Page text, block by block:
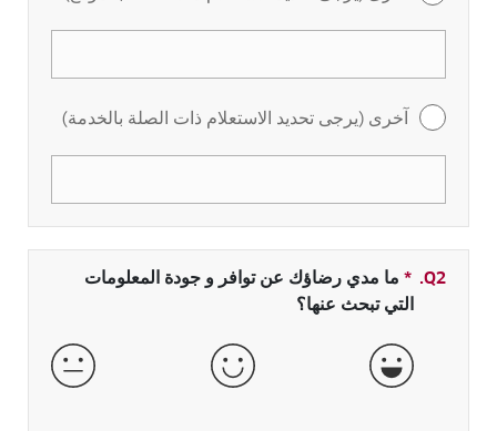
آخرى (يرجى تحديد الاستعلام ذات الصلة بالخدمة)
Q2.
* حقل مطلوب
ما مدي رضاؤك عن توافر و جودة المعلومات
التي تبحث عنها؟
جيدة جداً جيدة عادية